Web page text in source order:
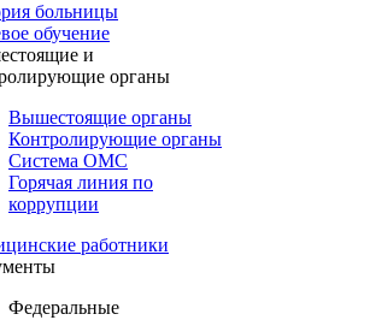
больницы
обучение
и
органы
Вышестоящие органы
Контролирующие органы
Система ОМС
Горячая линия по
коррупции
работники
Федеральные